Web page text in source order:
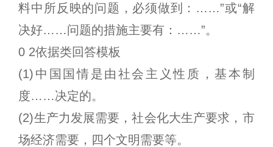
料中所反映的问题，必须做到：……”或“解
决好……问题的措施主要有：……”。
0 2依据类回答模板
(1)中国国情是由社会主义性质，基本制
度……决定的。
(2)生产力发展需要，社会化大生产要求，市
场经济需要，四个文明需要等。